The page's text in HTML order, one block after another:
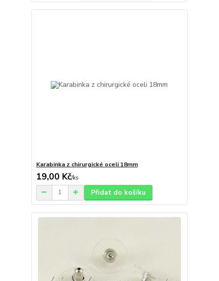
Karabinka z chirurgické oceli 18mm
19,00 Kč/ks
Přidat do košíku